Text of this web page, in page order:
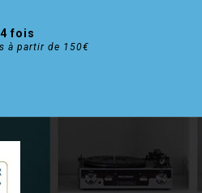
fois
à partir de 150€